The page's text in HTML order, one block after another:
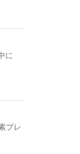
に
プレ